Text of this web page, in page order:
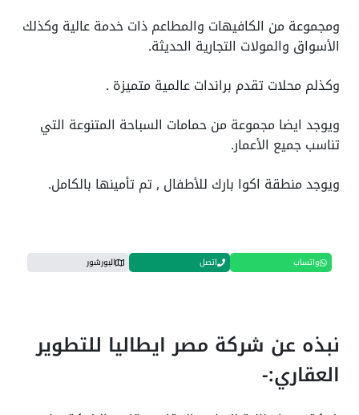
ومجموعة من الكافيهات والمطاعم ذات خدمة عالية وكذلك
الأسواق والمولات التجارية الحديثة.
وكذلم محلات تقدم براندات عالمية متميزة .
ويوجد ايضا مجموعة من حمامات السباحة المتنوعة التي
تناسب جميع الأعمار.
ويوجد منطقة اكوا بارك للأطفال , تم تأمينها بالكامل.
واتساب اتصل البورشور
نبذه عن شركة مصر ايطاليا للتطوير
العقاري:-